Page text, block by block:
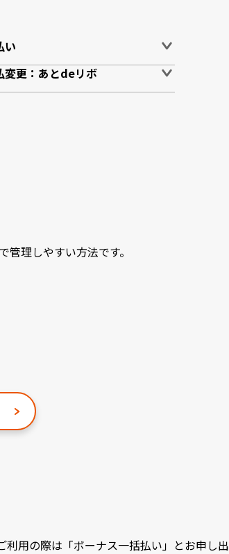
い
変更：あとdeリボ
理しやすい方法です。
用の際は「ボーナス一括払い」とお申し出